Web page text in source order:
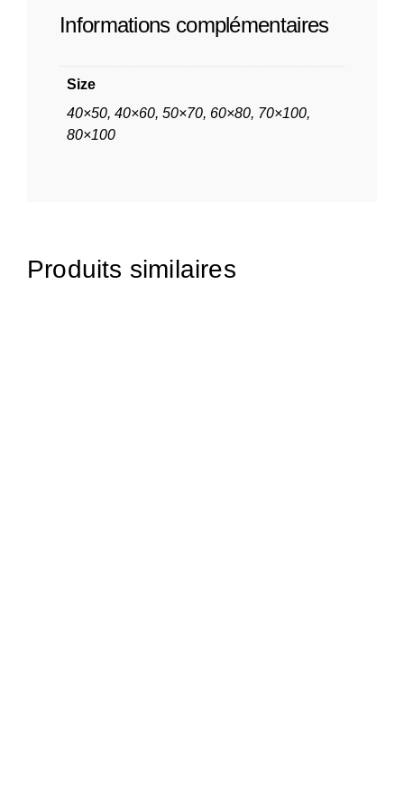
Informations complémentaires
Size
40×50, 40×60, 50×70, 60×80, 70×100,
80×100
Produits similaires